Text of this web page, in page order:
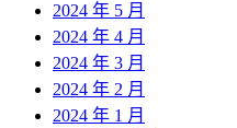
2024 年 5 月
2024 年 4 月
2024 年 3 月
2024 年 2 月
2024 年 1 月